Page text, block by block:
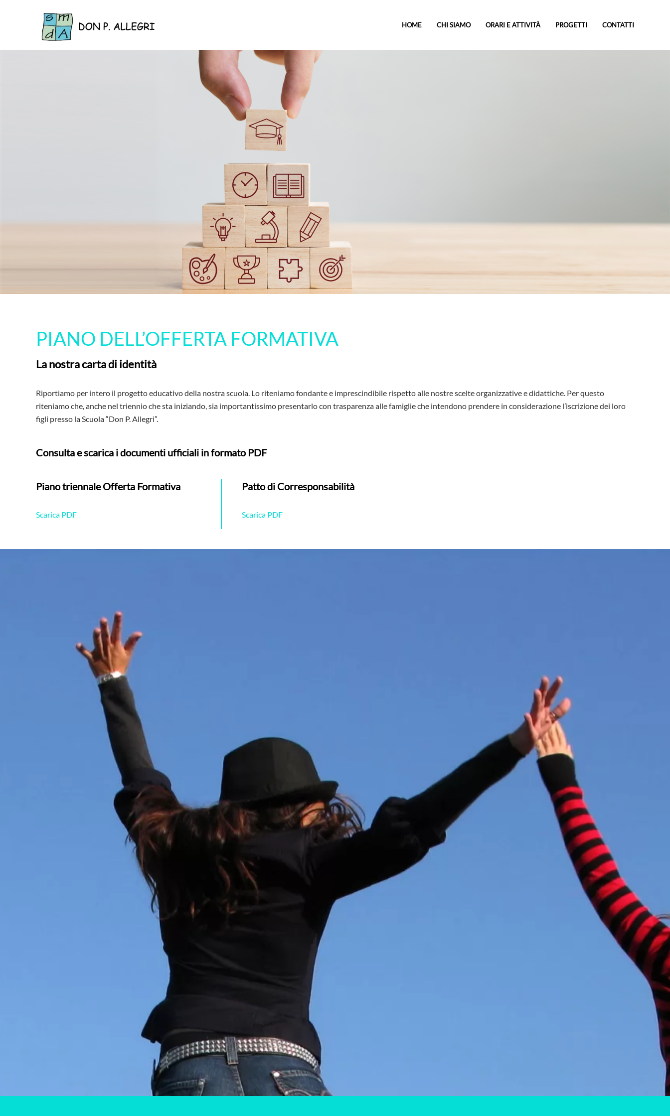
HOME CHI SIAMO ORARI E ATTIVITÀ PROGETTI CONTATTI
PIANO DELL’OFFERTA FORMATIVA
La nostra carta di identità
Riportiamo per intero il progetto educativo della nostra scuola. Lo riteniamo fondante e imprescindibile rispetto alle nostre scelte organizzative e didattiche. Per questo
riteniamo che, anche nel triennio che sta iniziando, sia importantissimo presentarlo con trasparenza alle famiglie che intendono prendere in considerazione l’iscrizione dei loro
figli presso la Scuola “Don P. Allegri”.
Consulta e scarica i documenti ufficiali in formato PDF
Piano triennale Offerta Formativa
Scarica PDF
Patto di Corresponsabilità
Scarica PDF